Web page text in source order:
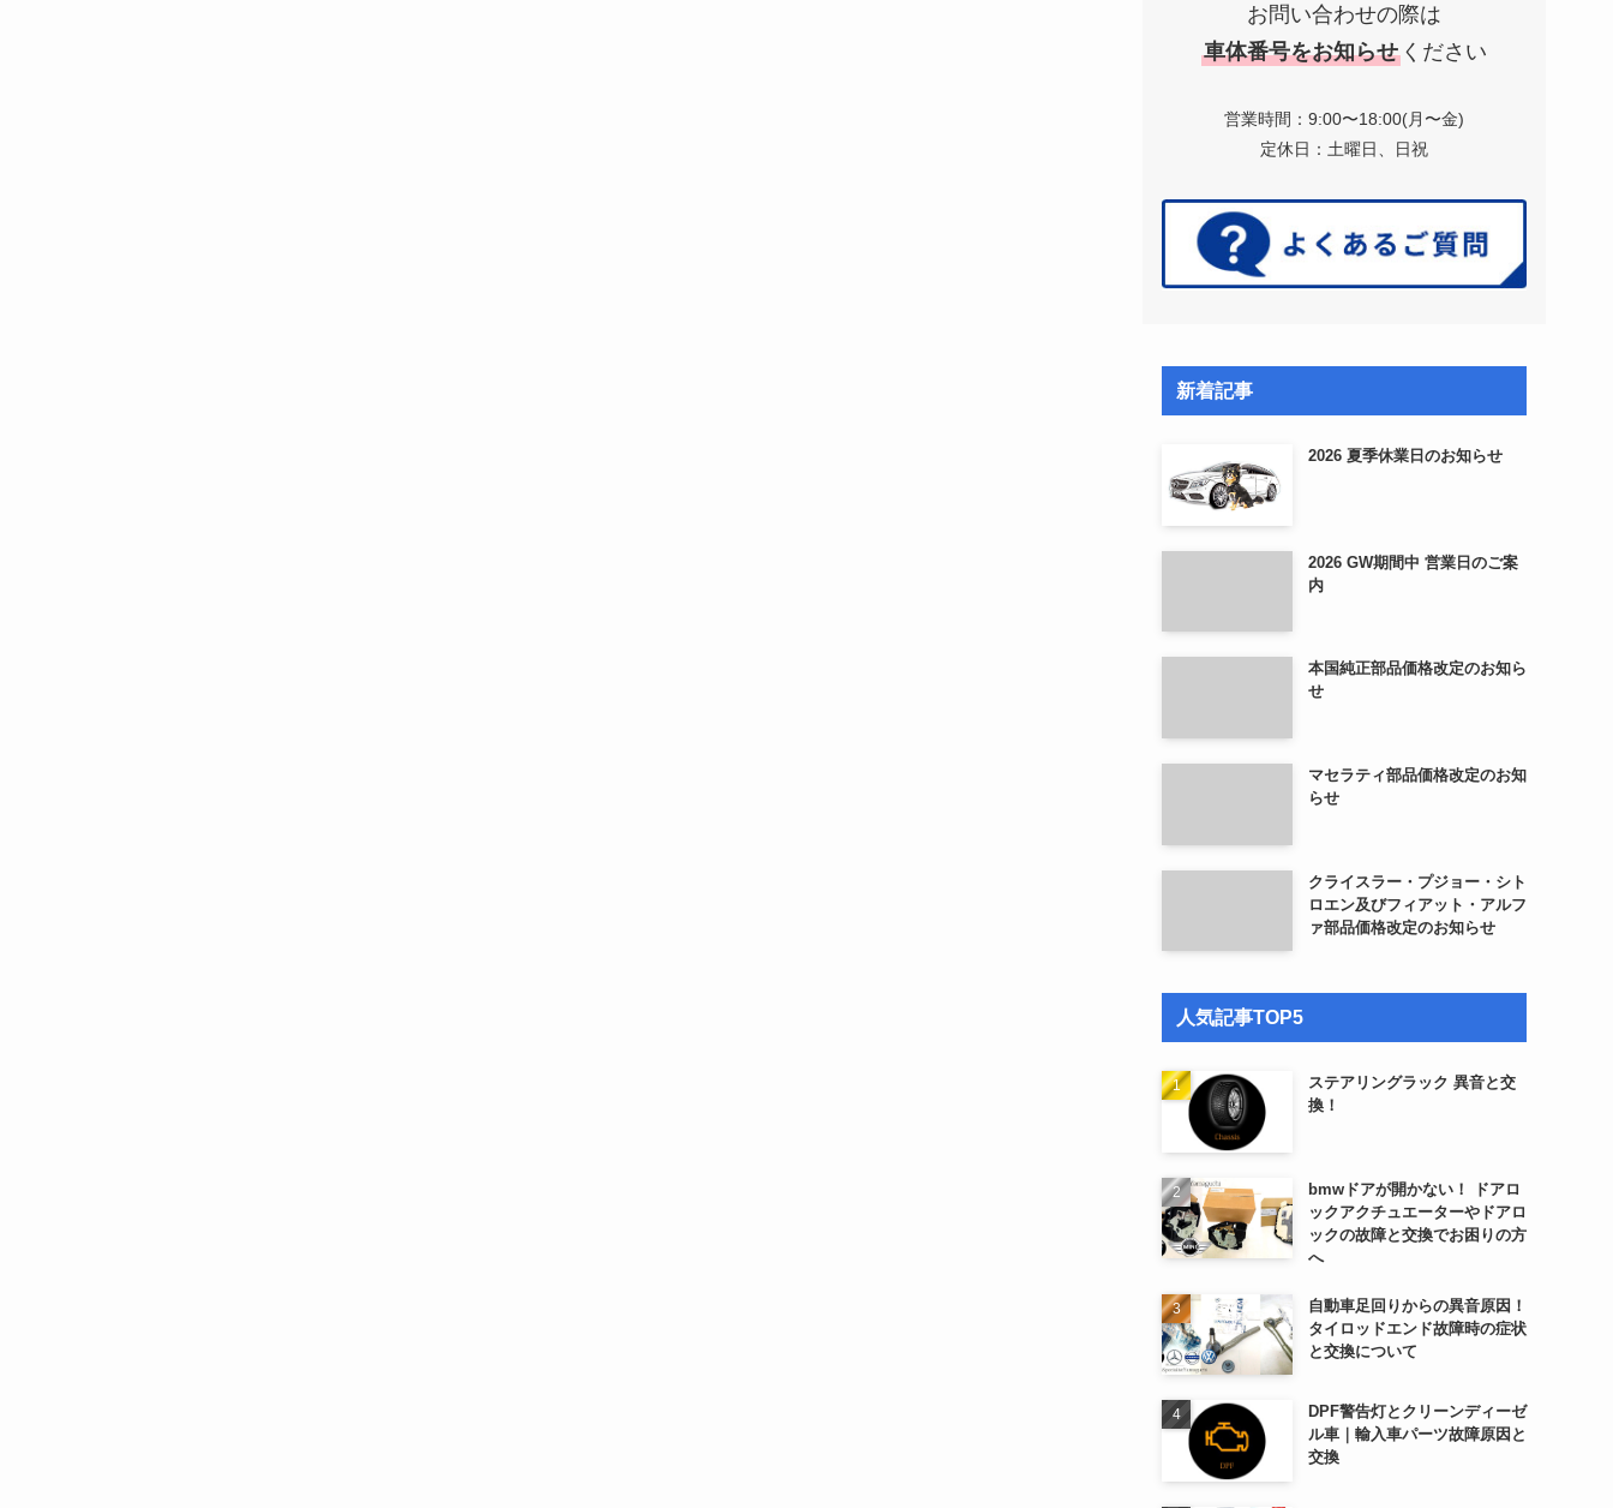
お問い合わせの際は
車体番号をお知らせ ください
営業時間：9:00〜18:00(月〜金)
定休日：土曜日、日祝
新着記事
2026 夏季休業日のお知らせ
2026 GW期間中 営業日のご案
内
本国純正部品価格改定のお知ら
せ
マセラティ部品価格改定のお知
らせ
クライスラー・プジョー・シト
ロエン及びフィアット・アルフ
ァ部品価格改定のお知らせ
人気記事TOP5
ステアリングラック 異音と交
換！
bmwドアが開かない！ ドアロ
ックアクチュエーターやドアロ
ックの故障と交換でお困りの方
へ
自動車足回りからの異音原因！
タイロッドエンド故障時の症状
と交換について
DPF警告灯とクリーンディーゼ
ル車｜輸入車パーツ故障原因と
交換